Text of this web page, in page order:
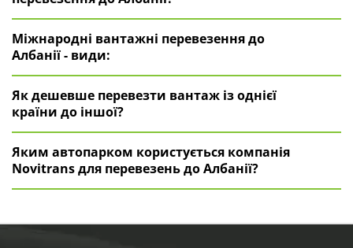
Міжнародні вантажні перевезення до
Албанії - види:
Як дешевше перевезти вантаж із однієї
країни до іншої?
Яким автопарком користується компанія
Novitrans для перевезень до Албанії?